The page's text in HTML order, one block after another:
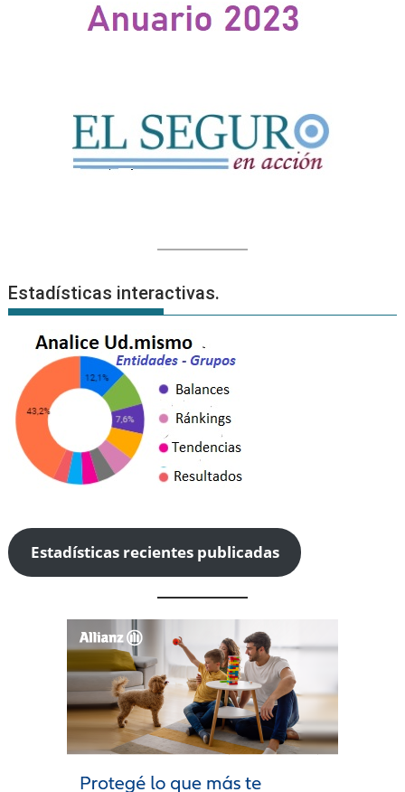
Estadísticas interactivas.
Estadísticas recientes publicadas